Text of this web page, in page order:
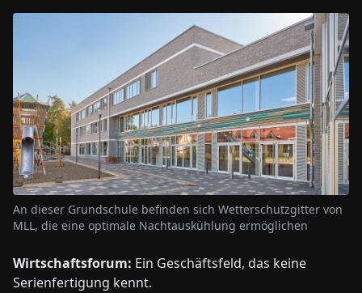
An dieser Grundschule befinden sich Wetterschutzgitter von
MLL, die eine optimale Nachtauskühlung ermöglichen
Wirtschaftsforum: Ein Geschäftsfeld, das keine
Serienfertigung kennt.